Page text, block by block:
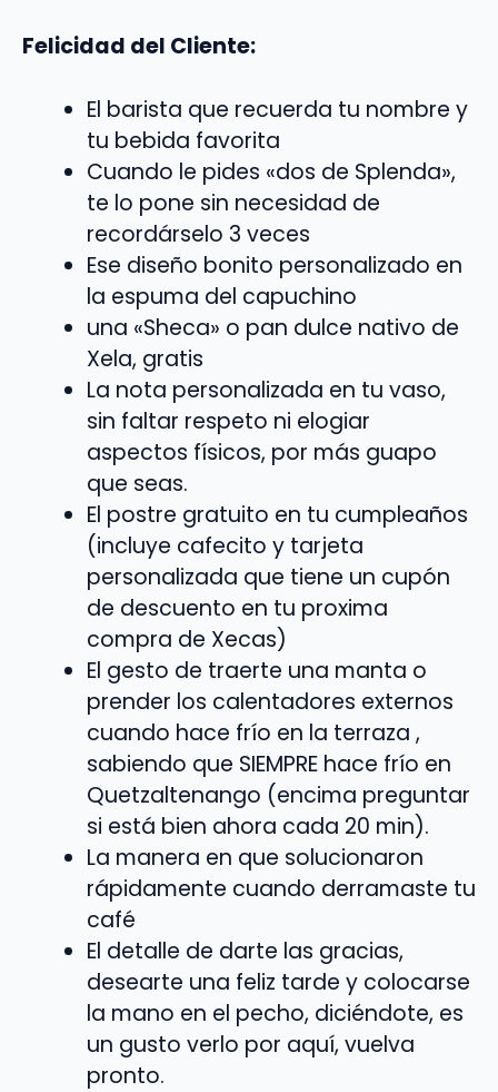
Felicidad del Cliente:
El barista que recuerda tu nombre y
tu bebida favorita
Cuando le pides «dos de Splenda»,
te lo pone sin necesidad de
recordárselo 3 veces
Ese diseño bonito personalizado en
la espuma del capuchino
una «Sheca» o pan dulce nativo de
Xela, gratis
La nota personalizada en tu vaso,
sin faltar respeto ni elogiar
aspectos físicos, por más guapo
que seas.
El postre gratuito en tu cumpleaños
(incluye cafecito y tarjeta
personalizada que tiene un cupón
de descuento en tu proxima
compra de Xecas)
El gesto de traerte una manta o
prender los calentadores externos
cuando hace frío en la terraza ,
sabiendo que SIEMPRE hace frío en
Quetzaltenango (encima preguntar
si está bien ahora cada 20 min).
La manera en que solucionaron
rápidamente cuando derramaste tu
café
El detalle de darte las gracias,
desearte una feliz tarde y colocarse
la mano en el pecho, diciéndote, es
un gusto verlo por aquí, vuelva
pronto.